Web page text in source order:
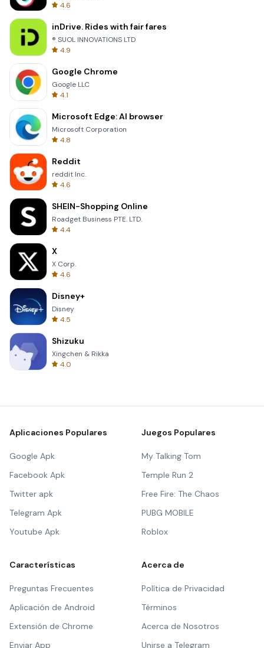
4.6
inDrive. Rides with fair fares
® SUOL INNOVATIONS LTD
4.9
Google Chrome
Google LLC
4.1
Microsoft Edge: AI browser
Microsoft Corporation
4.8
Reddit
reddit Inc.
4.6
SHEIN-Shopping Online
Roadget Business PTE. LTD.
4.4
X
X Corp.
4.6
Disney+
Disney
4.5
Shizuku
Xingchen & Rikka
4.0
Aplicaciones Populares
Google Apk
Facebook Apk
Twitter apk
Telegram Apk
Youtube Apk
Juegos Populares
My Talking Tom
Temple Run 2
Free Fire: The Chaos
PUBG MOBILE
Roblox
Características
Preguntas Frecuentes
Aplicación de Android
Extensión de Chrome
Enviar App
Acerca de
Política de Privacidad
Términos
Acerca de Nosotros
Unirse a Telegram